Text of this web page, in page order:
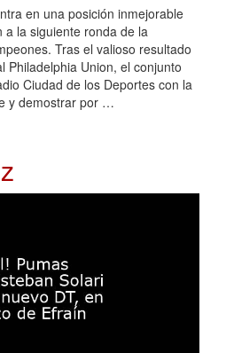
en una posición inmejorable
a la siguiente ronda de la
Tras el valioso resultado
Philadelphia Union, el conjunto
Ciudad de los Deportes con la
y demostrar por …